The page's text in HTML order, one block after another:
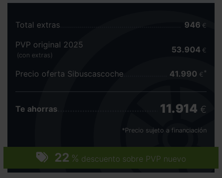
22 % descuento sobre PVP nuevo
Total extras 946 €
PVP original 2025
(con extras)
53.904 €
Precio oferta Sibuscascoche 41.990 €
Te ahorras 11.914 €
*Precio sujeto a financiación